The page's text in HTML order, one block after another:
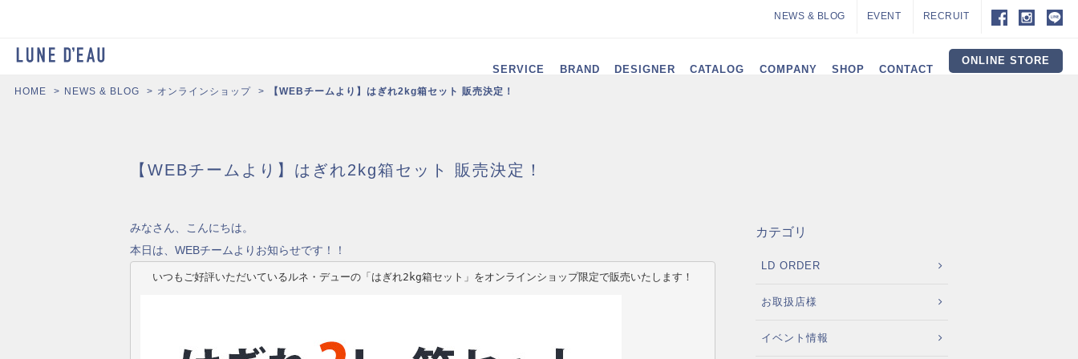
NEWS & BLOG EVENT RECRUIT
SERVICE BRAND DESIGNER CATALOG COMPANY SHOP CONTACT
ONLINE STORE
HOME NEWS & BLOG オンラインショップ 【WEBチームより】はぎれ2kg箱セット 販売決定！
【WEBチームより】はぎれ2kg箱セット 販売決定！
みなさん、こんにちは。
本日は、WEBチームよりお知らせです！！
いつもご好評いただいているルネ・デューの「はぎれ2kg箱セット」をオンラインショップ限定で販売いたします！
カテゴリ
LD ORDER
お取扱店様
イベント情報